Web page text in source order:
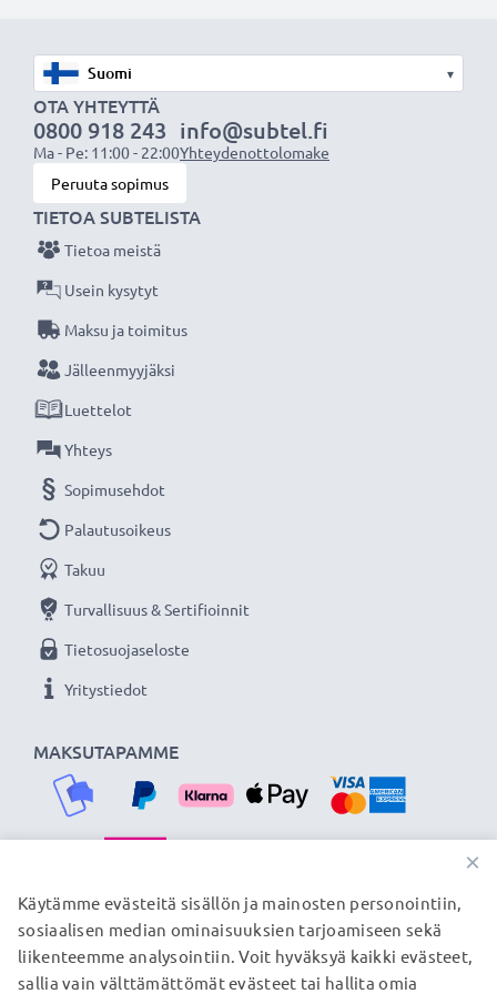
Tekniset tiedot:
Tuotemerkki: CELLONIC
Kapasiteetti: 3Ah
Jännite: 14.4V
Teknologia: NiMH
Väri : punainen
Tehokkaat ja turvallinset CELLONIC tarvikeakut
edullisesti sähkötyökaluihin, kuten porakoneisiin,
sähkösahoihin.
★ 3 vuoden takuu ★
Olemme vuonna 2004 perustettu kansainvälinen
siksi tarjoamme 36 kuukauden takuun!
▾
OTA YHTEYTTÄ
0800 918 243
Ma - Pe: 11:00 - 22:00
info@subtel.fi
Yhteydenottolomake
Peruuta sopimus
MAKSUTAPAMME
TIETOA SUBTELISTA
Tietoa meistä
Usein kysytyt
Maksu ja toimitus
Jälleenmyyjäksi
Luettelot
Yhteys
Sopimusehdot
Palautusoikeus
Takuu
Turvallisuus & Sertifioinnit
Tietosuojaseloste
Yritystiedot
TOIMITUSKUMPPANIMME
© subtel.fi 2026
×
Käytämme evästeitä sisällön ja mainosten personointiin,
sosiaalisen median ominaisuuksien tarjoamiseen sekä
liikenteemme analysointiin. Voit hyväksyä kaikki evästeet,
sallia vain välttämättömät evästeet tai hallita omia